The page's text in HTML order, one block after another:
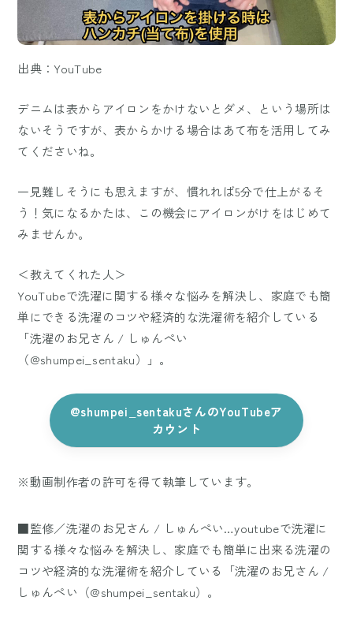
出典：YouTube
デニムは表からアイロンをかけないとダメ、という場所は
ないそうですが、表からかける場合はあて布を活用してみ
てくださいね。
一見難しそうにも思えますが、慣れれば5分で仕上がるそ
う！気になるかたは、この機会にアイロンがけをはじめて
みませんか。
＜教えてくれた人＞
YouTubeで洗濯に関する様々な悩みを解決し、家庭でも簡
単にできる洗濯のコツや経済的な洗濯術を紹介している
「洗濯のお兄さん / しゅんぺい
（@shumpei_sentaku）」。
@shumpei_sentakuさんのYouTubeア
カウント
※動画制作者の許可を得て執筆しています。
■監修／洗濯のお兄さん / しゅんぺい…youtubeで洗濯に
関する様々な悩みを解決し、家庭でも簡単に出来る洗濯の
コツや経済的な洗濯術を紹介している「洗濯のお兄さん /
しゅんぺい（@shumpei_sentaku）。